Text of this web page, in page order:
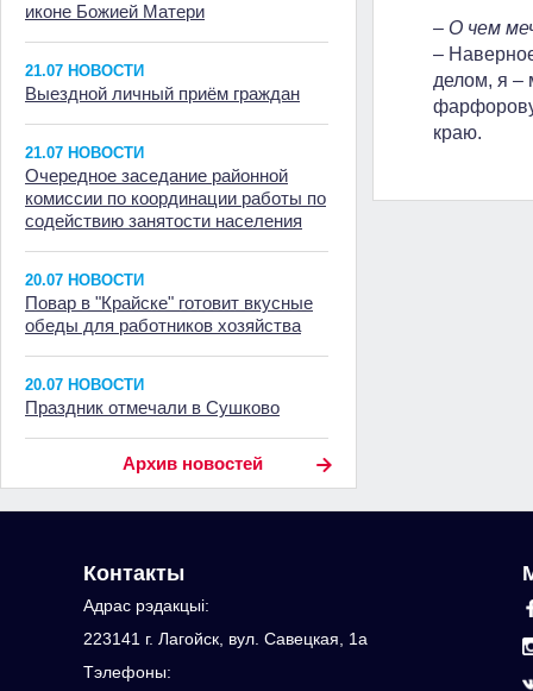
иконе Божией Матери
21.07 НОВОСТИ
Выездной личный приём граждан
21.07 НОВОСТИ
Очередное заседание районной
комиссии по координации работы по
содействию занятости населения
20.07 НОВОСТИ
Повар в "Крайске" готовит вкусные
обеды для работников хозяйства
20.07 НОВОСТИ
Праздник отмечали в Сушково
Архив новостей
– О чем
–
делом, я –
краю.
Контакты
Адрас рэдакцыi:
223141 г. Лагойск, вул. Савецкая, 1а
Тэлефоны: